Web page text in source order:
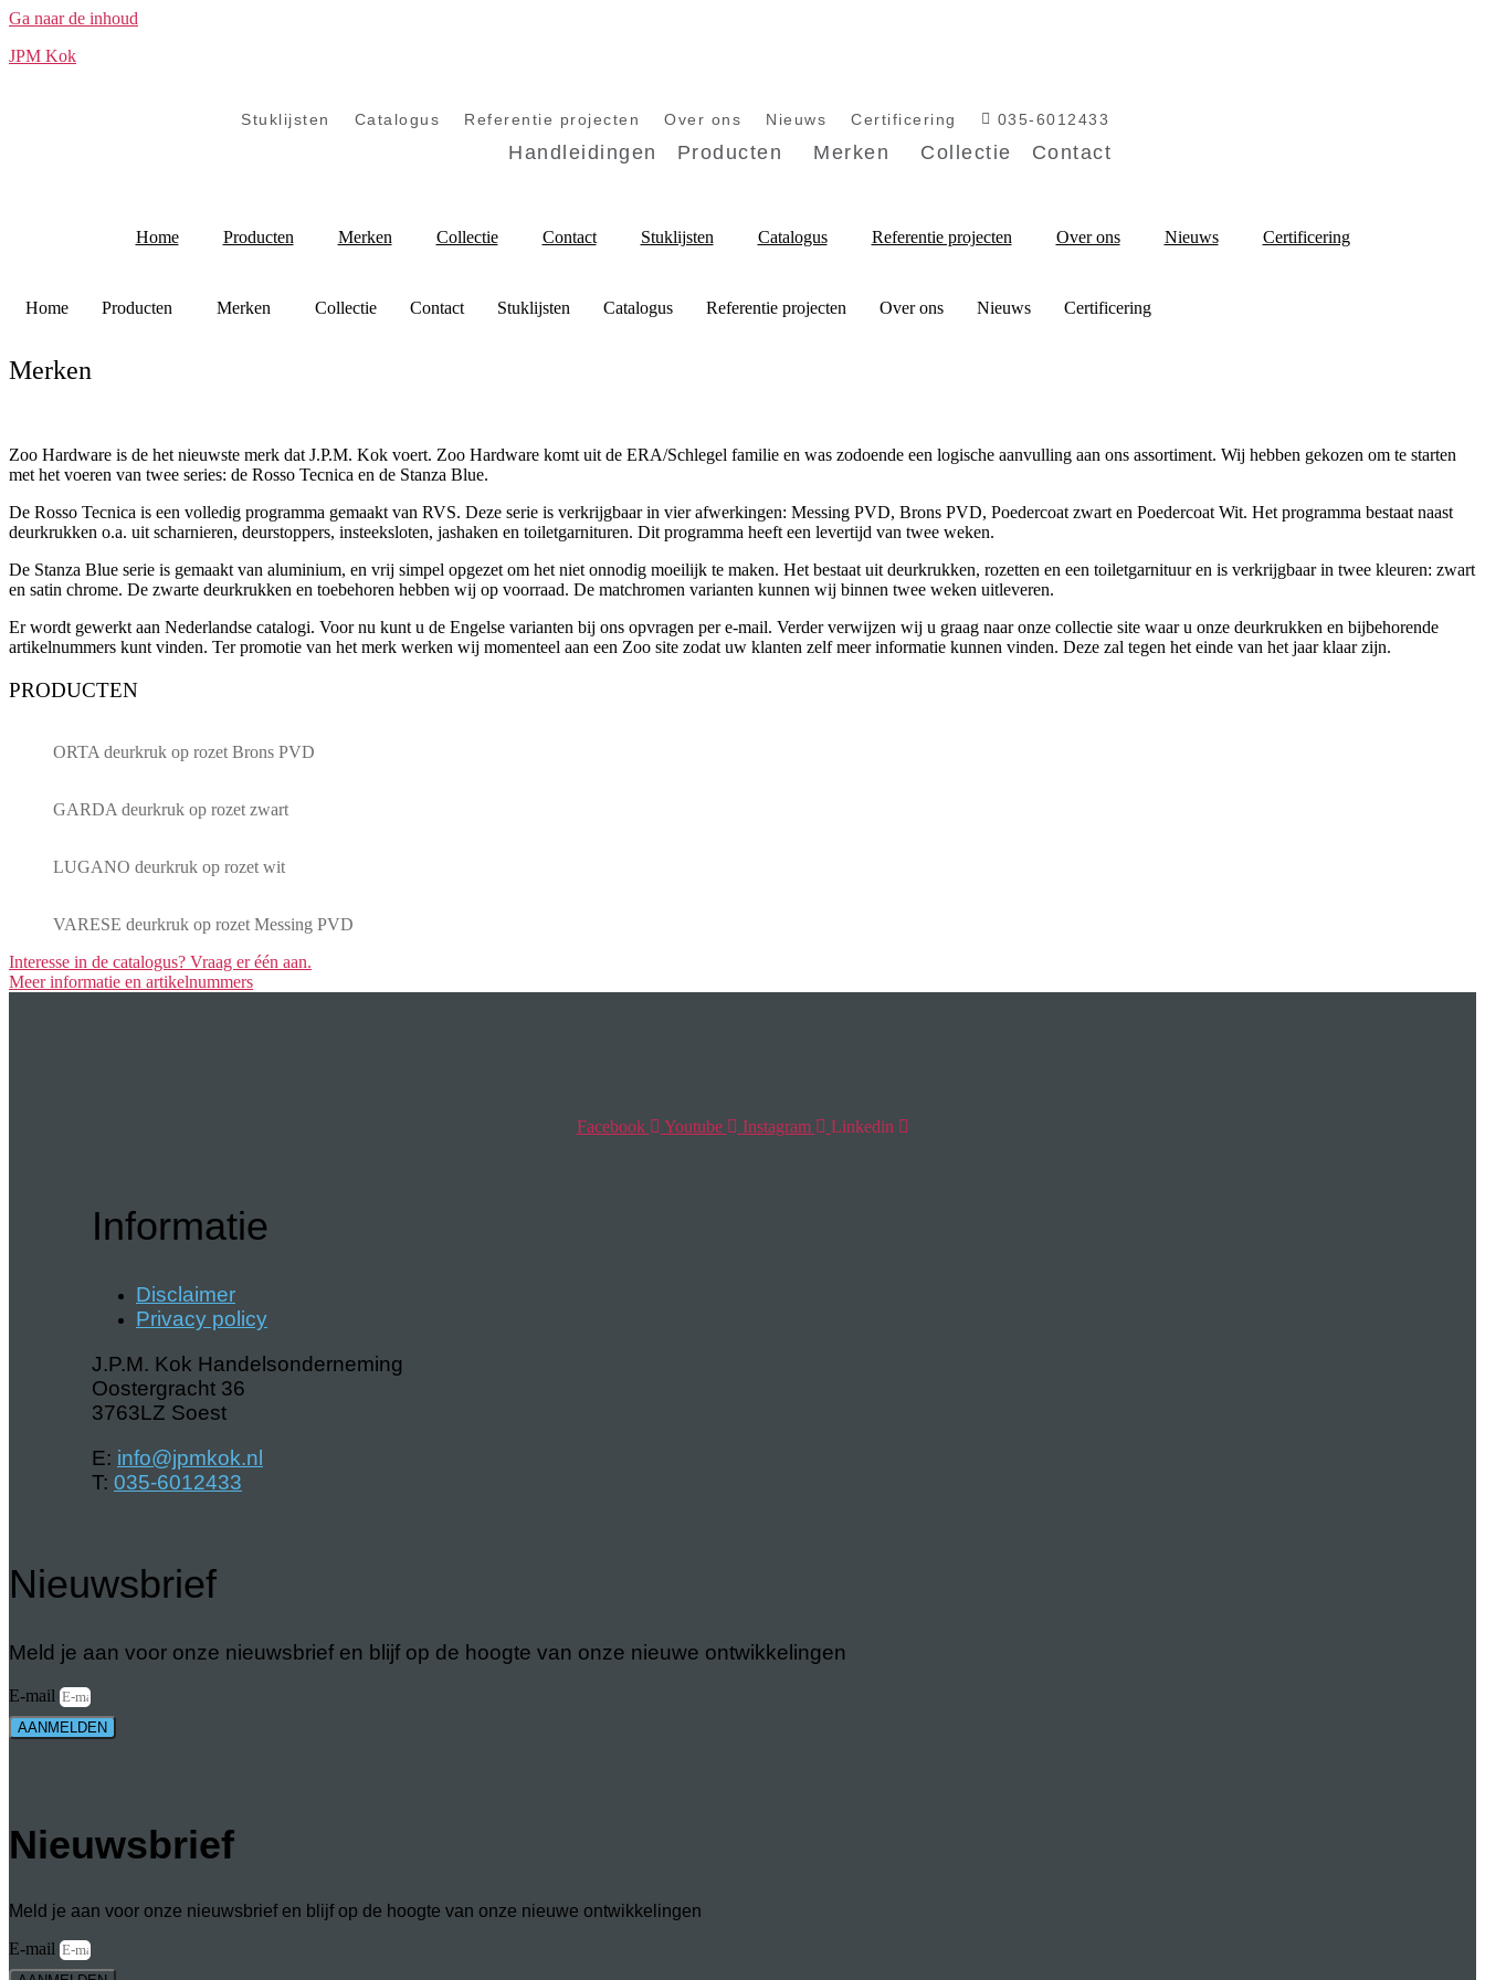
Ga naar de inhoud
JPM Kok
Stuklijsten Catalogus Referentie projecten Over ons Nieuws Certificering 035-6012433
Handleidingen Producten Merken Collectie Contact
Home Producten Merken Collectie Contact Stuklijsten Catalogus Referentie projecten Over ons Nieuws Certificering
Home Producten Merken Collectie Contact Stuklijsten Catalogus Referentie projecten Over ons Nieuws Certificering
Merken
Zoo Hardware is de het nieuwste merk dat J.P.M. Kok voert. Zoo Hardware komt uit de ERA/Schlegel familie en was zodoende een logische aanvulling aan ons assortiment. Wij hebben gekozen om te starten
met het voeren van twee series: de Rosso Tecnica en de Stanza Blue.
De Rosso Tecnica is een volledig programma gemaakt van RVS. Deze serie is verkrijgbaar in vier afwerkingen: Messing PVD, Brons PVD, Poedercoat zwart en Poedercoat Wit. Het programma bestaat naast
deurkrukken o.a. uit scharnieren, deurstoppers, insteeksloten, jashaken en toiletgarnituren. Dit programma heeft een levertijd van twee weken.
De Stanza Blue serie is gemaakt van aluminium, en vrij simpel opgezet om het niet onnodig moeilijk te maken. Het bestaat uit deurkrukken, rozetten en een toiletgarnituur en is verkrijgbaar in twee kleuren: zwart
en satin chrome. De zwarte deurkrukken en toebehoren hebben wij op voorraad. De matchromen varianten kunnen wij binnen twee weken uitleveren.
Er wordt gewerkt aan Nederlandse catalogi. Voor nu kunt u de Engelse varianten bij ons opvragen per e-mail. Verder verwijzen wij u graag naar onze collectie site waar u onze deurkrukken en bijbehorende
artikelnummers kunt vinden. Ter promotie van het merk werken wij momenteel aan een Zoo site zodat uw klanten zelf meer informatie kunnen vinden. Deze zal tegen het einde van het jaar klaar zijn.
PRODUCTEN
ORTA deurkruk op rozet Brons PVD
GARDA deurkruk op rozet zwart
LUGANO deurkruk op rozet wit
VARESE deurkruk op rozet Messing PVD
Interesse in de catalogus? Vraag er één aan.
Meer informatie en artikelnummers
Facebook Youtube Instagram Linkedin
Informatie
Disclaimer
Privacy policy
J.P.M. Kok Handelsonderneming
Oostergracht 36
3763LZ Soest
E: info@jpmkok.nl
T: 035-6012433
Nieuwsbrief
Meld je aan voor onze nieuwsbrief en blijf op de hoogte van onze nieuwe ontwikkelingen
E-mail
AANMELDEN
Nieuwsbrief
Meld je aan voor onze nieuwsbrief en blijf op de hoogte van onze nieuwe ontwikkelingen
E-mail